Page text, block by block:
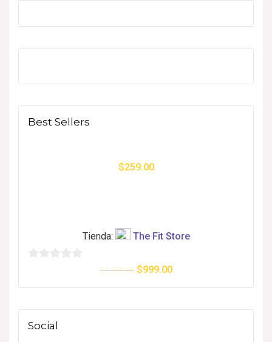
Best Sellers
$259.00
Tienda: The Fit Store
5
$1,499.00 $999.00
Social